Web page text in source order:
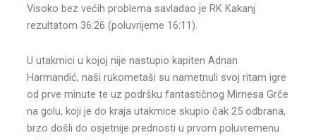
Visoko bez većih problema savladao je RK Kakanj
rezultatom 36:26 (poluvrijeme 16:11).
U utakmici u kojoj nije nastupio kapiten Adnan
Harmandić, naši rukometaši su nametnuli svoj ritam igre
od prve minute te uz podršku fantastičnog Mirnesa Grče
na golu, koji je do kraja utakmice skupio čak 25 odbrana,
brzo došli do osjetnije prednosti u prvom poluvremenu